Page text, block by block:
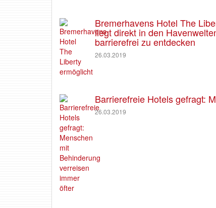
Bremerhavens Hotel The
liegt direkt in den
barrierefrei zu entdecken
26.03.2019
Barrierefreie Hotels gefragt:
26.03.2019